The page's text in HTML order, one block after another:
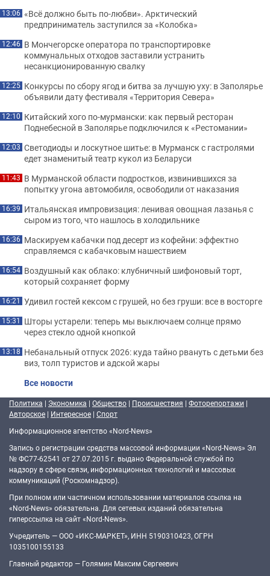
13:06 «Всё должно быть по-любви». Арктический
предприниматель заступился за «Колобка»
12:46 В Мончегорске оператора по транспортировке
коммунальных отходов заставили устранить
несанкционированную свалку
12:25 Конкурсы по сбору ягод и битва за лучшую уху: в Заполярье
объявили дату фестиваля «Территория Севера»
12:10 Китайский хого по-мурмански: как первый ресторан
Поднебесной в Заполярье подключился к «Рестомании»
12:03 Светодиоды и лоскутное шитье: в Мурманск с гастролями
едет знаменитый театр кукол из Беларуси
11:43 В Мурманской области подростков, извинившихся за
попытку угона автомобиля, освободили от наказания
16:39 Итальянская импровизация: ленивая овощная лазанья с
сыром из того, что нашлось в холодильнике
16:36 Маскируем кабачки под десерт из кофейни: эффектно
справляемся с кабачковым нашествием
16:54 Воздушный как облако: клубничный шифоновый торт,
который сохраняет форму
16:21 Удивил гостей кексом с грушей, но без груши: все в восторге
15:31 Шторы устарели: теперь мы выключаем солнце прямо
через стекло одной кнопкой
13:18 Небанальный отпуск 2026: куда тайно рвануть с детьми без
виз, толп туристов и адской жары
Все новости
Политика | Экономика | Общество | Происшествия | Фоторепортажи |
Авторское | Интересное | Спорт
Информационное агентство «Nord-News»
Запись о регистрации средства массовой информации «Nord-News» Эл
№ ФС77-62541 от 27.07.2015 г. выдано Федеральной службой по
надзору в сфере связи, информационных технологий и массовых
коммуникаций (Роскомнадзор).
При полном или частичном использовании материалов ссылка на
«Nord-News» обязательна. Для сетевых изданий обязательна
гиперссылка на сайт «Nord-News».
Учредитель — ООО «ИКС-МАРКЕТ», ИНН 5190310423, ОГРН
1035100155133
Главный редактор — Голямин Максим Сергеевич